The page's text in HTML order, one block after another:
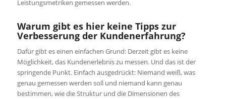
Leistungsmetriken gemessen werden.
Warum gibt es hier keine Tipps zur
Verbesserung der Kundenerfahrung?
Dafür gibt es einen einfachen Grund: Derzeit gibt es keine
Möglichkeit, das Kundenerlebnis zu messen. Und das ist der
springende Punkt. Einfach ausgedrückt: Niemand weiß, was
genau gemessen werden soll und niemand kann genau
bestimmen, wie die Struktur und die Dimensionen des